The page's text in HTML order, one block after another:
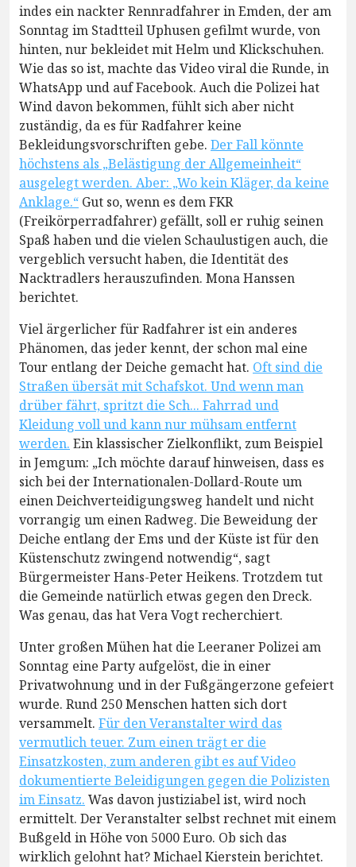
indes ein nackter Rennradfahrer in Emden, der am
Sonntag im Stadtteil Uphusen gefilmt wurde, von
hinten, nur bekleidet mit Helm und Klickschuhen.
Wie das so ist, machte das Video viral die Runde, in
WhatsApp und auf Facebook. Auch die Polizei hat
Wind davon bekommen, fühlt sich aber nicht
zuständig, da es für Radfahrer keine
Bekleidungsvorschriften gebe. Der Fall könnte
höchstens als „Belästigung der Allgemeinheit“
ausgelegt werden. Aber: „Wo kein Kläger, da keine
Anklage.“ Gut so, wenn es dem FKR
(Freikörperradfahrer) gefällt, soll er ruhig seinen
Spaß haben und die vielen Schaulustigen auch, die
vergeblich versucht haben, die Identität des
Nacktradlers herauszufinden. Mona Hanssen
berichtet.
Viel ärgerlicher für Radfahrer ist ein anderes
Phänomen, das jeder kennt, der schon mal eine
Tour entlang der Deiche gemacht hat. Oft sind die
Straßen übersät mit Schafskot. Und wenn man
drüber fährt, spritzt die Sch... Fahrrad und
Kleidung voll und kann nur mühsam entfernt
werden. Ein klassischer Zielkonflikt, zum Beispiel
in Jemgum: „Ich möchte darauf hinweisen, dass es
sich bei der Internationalen-Dollard-Route um
einen Deichverteidigungsweg handelt und nicht
vorrangig um einen Radweg. Die Beweidung der
Deiche entlang der Ems und der Küste ist für den
Küstenschutz zwingend notwendig“, sagt
Bürgermeister Hans-Peter Heikens. Trotzdem tut
die Gemeinde natürlich etwas gegen den Dreck.
Was genau, das hat Vera Vogt recherchiert.
Unter großen Mühen hat die Leeraner Polizei am
Sonntag eine Party aufgelöst, die in einer
Privatwohnung und in der Fußgängerzone gefeiert
wurde. Rund 250 Menschen hatten sich dort
versammelt. Für den Veranstalter wird das
vermutlich teuer. Zum einen trägt er die
Einsatzkosten, zum anderen gibt es auf Video
dokumentierte Beleidigungen gegen die Polizisten
im Einsatz. Was davon justiziabel ist, wird noch
ermittelt. Der Veranstalter selbst rechnet mit einem
Bußgeld in Höhe von 5000 Euro. Ob sich das
wirklich gelohnt hat? Michael Kierstein berichtet.